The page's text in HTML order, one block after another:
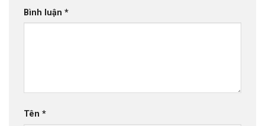
Bình luận *
Tên *